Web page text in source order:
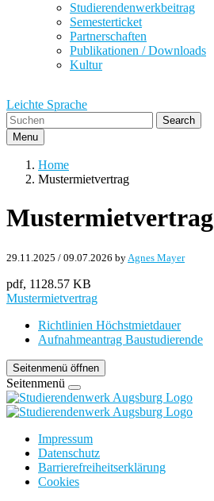
Studierendenwerkbeitrag
Semesterticket
Partnerschaften
Publikationen / Downloads
Kultur
Leichte Sprache
Search
Menu
Home
Mustermietvertrag
Mustermietvertrag
29.11.2025 / 09.07.2026 by Agnes Mayer
pdf, 1128.57 KB
Mustermietvertrag
Richtlinien Höchstmietdauer
Aufnahmeantrag Baustudierende
Seitenmenü öffnen
Seitenmenü
Impressum
Datenschutz
Barrierefreiheitserklärung
Cookies